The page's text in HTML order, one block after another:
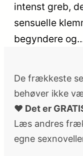
intenst greb,
sensuelle
begyndere
De frækkeste
behøver ikke
♥ Det er
Læs andres
egne